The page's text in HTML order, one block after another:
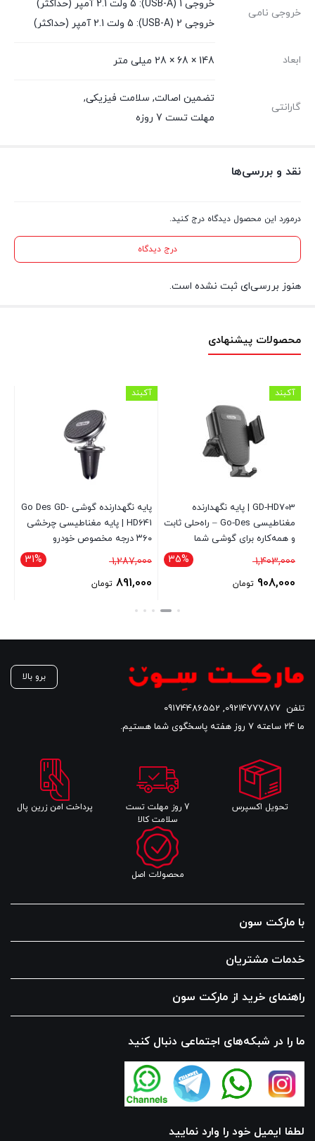
خروجی نامی
خروجی 1 (USB-A): 5 ولت 2.1 آمپر (حداکثر)
خروجی 2 (USB-A): 5 ولت 2.1 آمپر (حداکثر)
ابعاد 148 × 68 × 28 میلی متر
گارانتی
تضمین اصالت, سلامت فیزیکی,
مهلت تست 7 روزه
نقد و بررسی‌ها
درمورد این محصول دیدگاه درج کنید.
درج دیدگاه
هنوز بررسی‌ای ثبت نشده است.
محصولات پیشنهادی
GD‑HD703 | پایه نگهدارنده
مغناطیسی Go‑Des – راه‌حلی ثابت
و همه‌کاره برای گوشی شما
35% 1,403,000قیمت
اصلی 908,000 تومان
908,000 تومان
آکبند
پایه نگهدارنده گوشی Go Des GD-
HD641 | پایه مغناطیسی چرخشی
۳۶۰ درجه مخصوص خودرو
31% 1,287,000قیمت
اصلی 891,000 تومان
891,000 تومان
آکبند
برو بالا
تلفن 09214777877
,
09174486552
ما 24 ساعته 7 روز هفته پاسخگوی شما هستیم.
تحویل اکسپرس
7 روز مهلت تست
سلامت کالا
پرداخت امن زرین پال
محصولات اصل
با مارکت سون
خدمات مشتریان
راهنمای خرید از مارکت سون
ما را در شبکه‌های اجتماعی دنبال کنید
لطفا ایمیل خود را وارد نمایید